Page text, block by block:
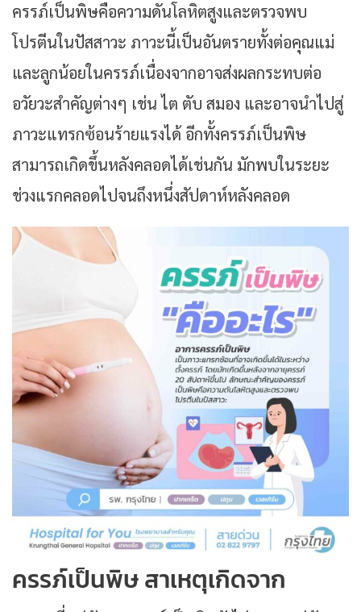
ครรภ์เป็นพิษคือความดันโลหิตสูงและตรวจพบ
โปรตีนในปัสสาวะ ภาวะนี้เป็นอันตรายทั้งต่อคุณแม่
และลูกน้อยในครรภ์เนื่องจากอาจส่งผลกระทบต่อ
อวัยวะสำคัญต่างๆ เช่น ไต ตับ สมอง และอาจนำไปสู่
ภาวะแทรกซ้อนร้ายแรงได้ อีกทั้งครรภ์เป็นพิษ
สามารถเกิดขึ้นหลังคลอดได้เช่นกัน มักพบในระยะ
ช่วงแรกคลอดไปจนถึงหนึ่งสัปดาห์หลังคลอด
ครรภ์เป็นพิษ สาเหตุเกิดจาก